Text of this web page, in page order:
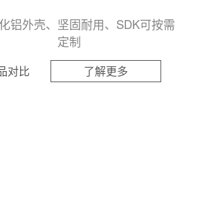
铝外壳、坚固耐用、SDK可按需
定制
对比 了解更多